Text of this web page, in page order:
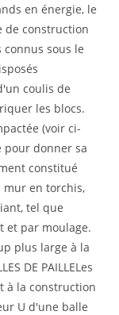
en énergie, le
de construction
sous le
coulis de
les blocs.
(voir ci-
pour donner sa
constitué
mur en torchis,
tel que
et par moulage.
plus large à la
DE PAILLELes
à la construction
U d'une balle